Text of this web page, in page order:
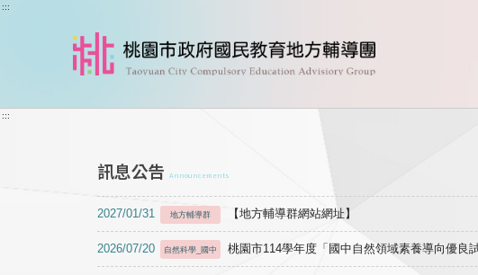
跳到主要內容
:::
:::
訊息公告 Announcements
2027/01/31 地方輔導群 【地方輔導群網站網址】
2026/07/20 自然科學_國中 桃園市114學年度「國中自然領域素養導向優良